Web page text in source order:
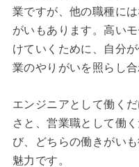
業ですが、他の職種に
がいもあります。高い
けていくために、自分
業のやりがいを照らし合
エンジニアとして働く
さと、営業職として働
び、どちらの働きがい
魅力です。